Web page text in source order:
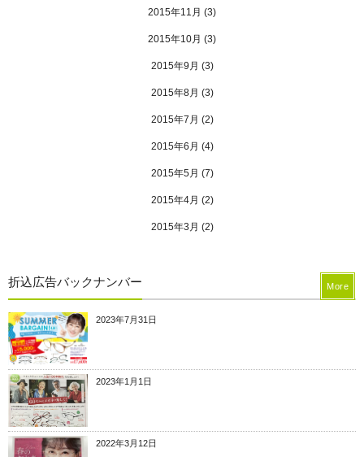
2015年11月 (3)
2015年10月 (3)
2015年9月 (3)
2015年8月 (3)
2015年7月 (2)
2015年6月 (4)
2015年5月 (7)
2015年4月 (2)
2015年3月 (2)
折込広告バックナンバー
2023年7月31日
2023年1月1日
2022年3月12日
More